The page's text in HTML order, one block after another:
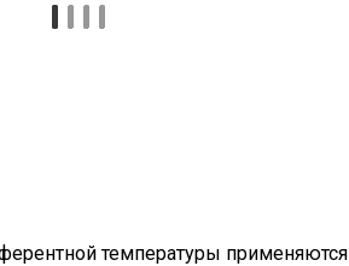
температуры применяются